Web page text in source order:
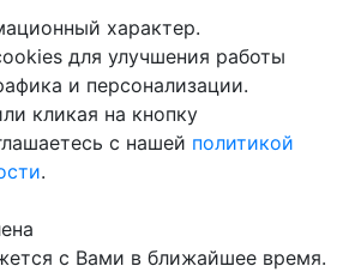
характер.
для улучшения работы
и персонализации.
кликая на кнопку
с нашей политикой
.
с Вами в ближайшее время.